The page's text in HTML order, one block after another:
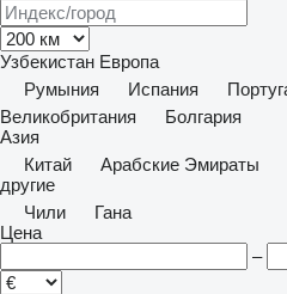
Узбекистан Европа
Румыния
Испания
Великобритания
Болгария
Азия
Китай
Арабские Эмираты
другие
Чили
Гана
Цена
–